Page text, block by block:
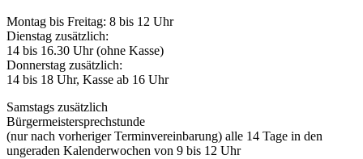
Montag bis Freitag: 8 bis 12 Uhr
Dienstag zusätzlich:
14 bis 16.30 Uhr (ohne Kasse)
Donnerstag zusätzlich:
14 bis 18 Uhr, Kasse ab 16 Uhr
Samstags zusätzlich
Bürgermeistersprechstunde
(nur nach vorheriger Terminvereinbarung) alle 14 Tage in den
ungeraden Kalenderwochen von 9 bis 12 Uhr